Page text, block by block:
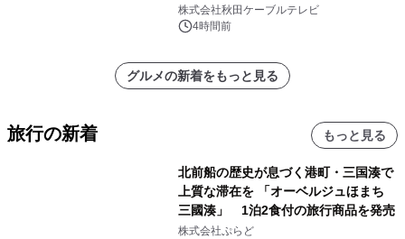
秋田犬の子犬と秋田の四季と名所を巡
るパッケージ～ 9月1日(火)秋田県内で
株式会社秋田ケーブルテレビ
4時間前
グルメの新着をもっと見る
旅行の新着 もっと見る
北前船の歴史が息づく港町・三国湊で
上質な滞在を 「オーベルジュほまち
三國湊」 1泊2食付の旅行商品を発売
株式会社ぷらど